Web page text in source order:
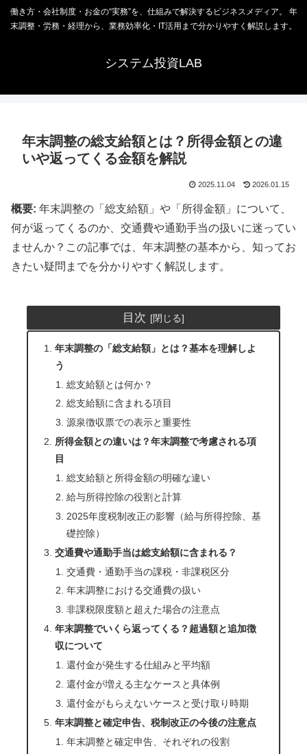
働き方・会社制度・お金の“実務”を、仕組みで解決するビジネスメディア。 年
末調整・労務・経理から、業務効率化・IT活用まで分かりやすく解説します。
システム投資LAB
年末調整の総支給額とは？所得金額との違
いや返ってくる金額を解説
2025.11.04 2026.01.15
概要: 年末調整の「総支給額」や「所得金額」について、
何が返ってくるのか、交通費や通勤手当の扱いに迷ってい
ませんか？この記事では、年末調整の基本から、知ってお
きたい疑問までを分かりやすく解説します。
目次
年末調整の「総支給額」とは？基本を理解しよ
う
総支給額とは何か？
総支給額に含まれる項目
源泉徴収票での表示と重要性
所得金額との違いは？年末調整で考慮される項
目
総支給額と所得金額の明確な違い
給与所得控除の役割と計算
2025年度税制改正の影響（給与所得控除、基
礎控除）
交通費や通勤手当は総支給額に含まれる？
交通費・通勤手当の課税・非課税区分
年末調整における交通費の扱い
非課税限度額と超えた場合の注意点
年末調整でいくら返ってくる？超過額と追加徴
収について
還付金が発生する仕組みと平均額
還付金が増える主なケースと具体例
還付金がもらえないケースと受け取り時期
年末調整と確定申告、税制改正の今後の注意点
年末調整と確定申告、それぞれの役割